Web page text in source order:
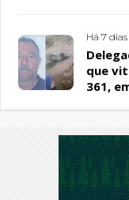
Há 7 dias
que
361,